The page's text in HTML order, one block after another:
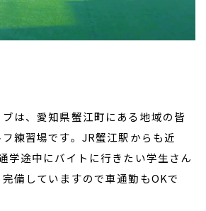
は、愛知県蟹江町にある地域の皆
練習場です。JR蟹江駅からも近
学途中にバイトに行きたい学生さん
備していますので車通勤もOKで